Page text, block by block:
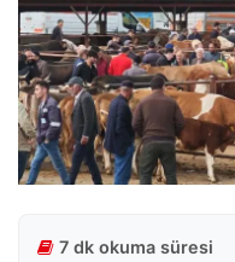
7 dk okuma süresi